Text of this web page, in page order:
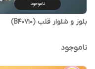
ناموجود
بلوز و شلوار قلب (B۴۰۷۱۰)
ناموجود